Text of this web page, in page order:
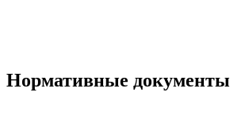
Нормативные документы